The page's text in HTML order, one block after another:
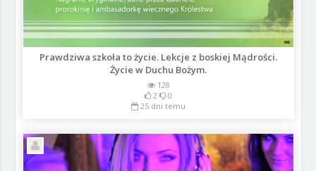
Prawdziwa szkoła to życie. Lekcje z boskiej Mądrości.
Życie w Duchu Bożym.
128
2
0
25 dni temu